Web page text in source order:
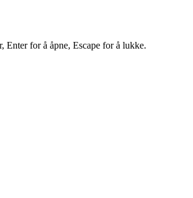
Enter for å åpne, Escape for å lukke.